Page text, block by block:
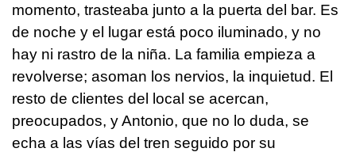
momento, trasteaba junto a la puerta del bar. Es
de noche y el lugar está poco iluminado, y no
hay ni rastro de la niña. La familia empieza a
revolverse; asoman los nervios, la inquietud. El
resto de clientes del local se acercan,
preocupados, y Antonio, que no lo duda, se
echa a las vías del tren seguido por su